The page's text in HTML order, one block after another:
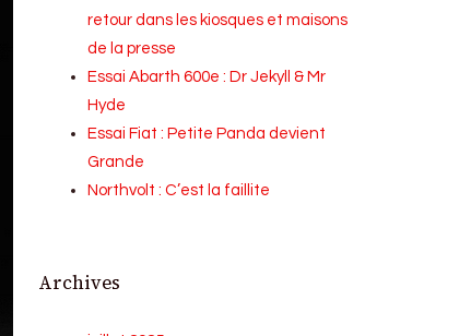
retour dans les kiosques et maisons
de la presse
Essai Abarth 600e : Dr Jekyll & Mr
Hyde
Essai Fiat : Petite Panda devient
Grande
Northvolt : C’est la faillite
Archives